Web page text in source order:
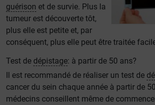
guérison et de survie. Plus la
tumeur est découverte tôt,
plus elle est petite et, par
conséquent, plus elle peut être traitée
Test de dépistage: à partir de 50 ans?
Il est recommandé de réaliser un test de
cancer du sein chaque année à partir de
médecins conseillent même de